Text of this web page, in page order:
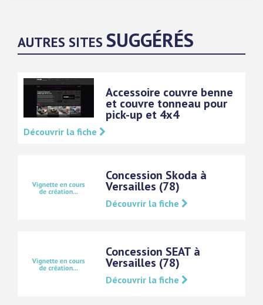
AUTRES SITES SUGGÉRÉS
Accessoire couvre benne
et couvre tonneau pour
pick-up et 4x4
Découvrir la fiche
Concession Skoda à
Versailles (78)
Découvrir la fiche
Concession SEAT à
Versailles (78)
Découvrir la fiche